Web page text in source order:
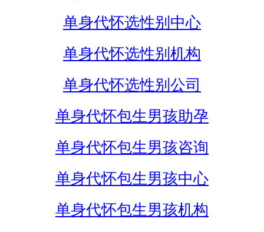
单身代怀选性别中心
单身代怀选性别机构
单身代怀选性别公司
单身代怀包生男孩助孕
单身代怀包生男孩咨询
单身代怀包生男孩中心
单身代怀包生男孩机构